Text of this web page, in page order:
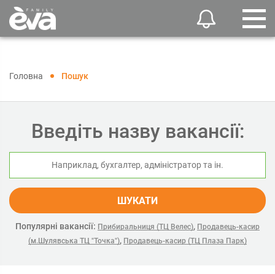
Головна Пошук
Введіть назву вакансії:
ШУКАТИ
Популярні вакансії: Прибиральниця (ТЦ Велес), Продавець-касир
(м.Шулявська ТЦ "Точка"), Продавець-касир (ТЦ Плаза Парк)